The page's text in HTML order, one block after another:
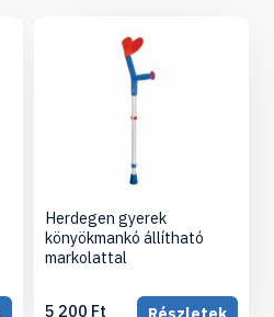
Herdegen gyerek
könyökmankó állítható
markolattal
5 200 Ft